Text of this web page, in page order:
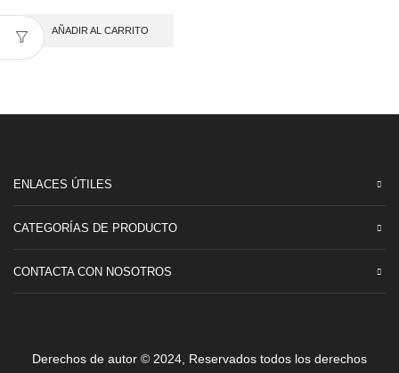
AÑADIR AL CARRITO
ENLACES ÚTILES
CATEGORÍAS DE PRODUCTO
CONTACTA CON NOSOTROS
Derechos de autor © 2024, Reservados todos los derechos